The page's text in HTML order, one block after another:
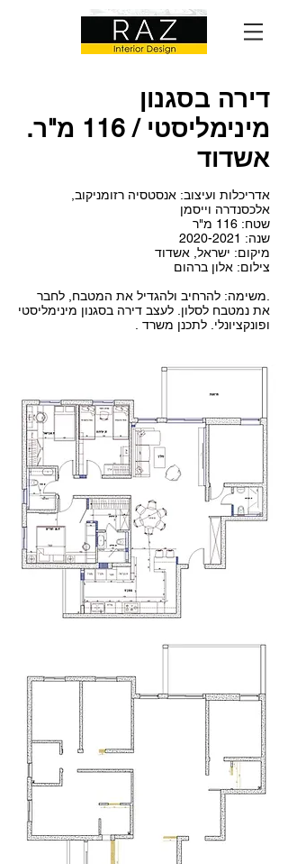
דירה בסגנון
מינימליסטי / 116 מ"ר.
אשדוד
​אדריכלות ועיצוב: אנסטסיה רזומניקוב,
אלכסנדרה וייסמן
שטח: 16 מ"ר
שנה: 2020-2021
מיקום: ישראל, אשדוד
צילום: אלון ברהום
.משימה: להרחיב ולהגדיל את המטבח, לחבר
את נמטבח לסלון. לעצב דירה בסגנון מינימליסטי
ופונקציונלי. לתכנן משרד .